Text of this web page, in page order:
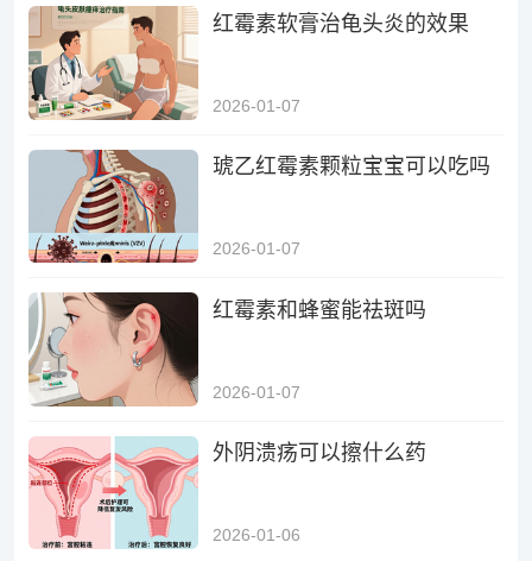
红霉素软膏治龟头炎的效果
2026-01-07
琥乙红霉素颗粒宝宝可以吃吗
2026-01-07
红霉素和蜂蜜能祛斑吗
2026-01-07
外阴溃疡可以擦什么药
2026-01-06